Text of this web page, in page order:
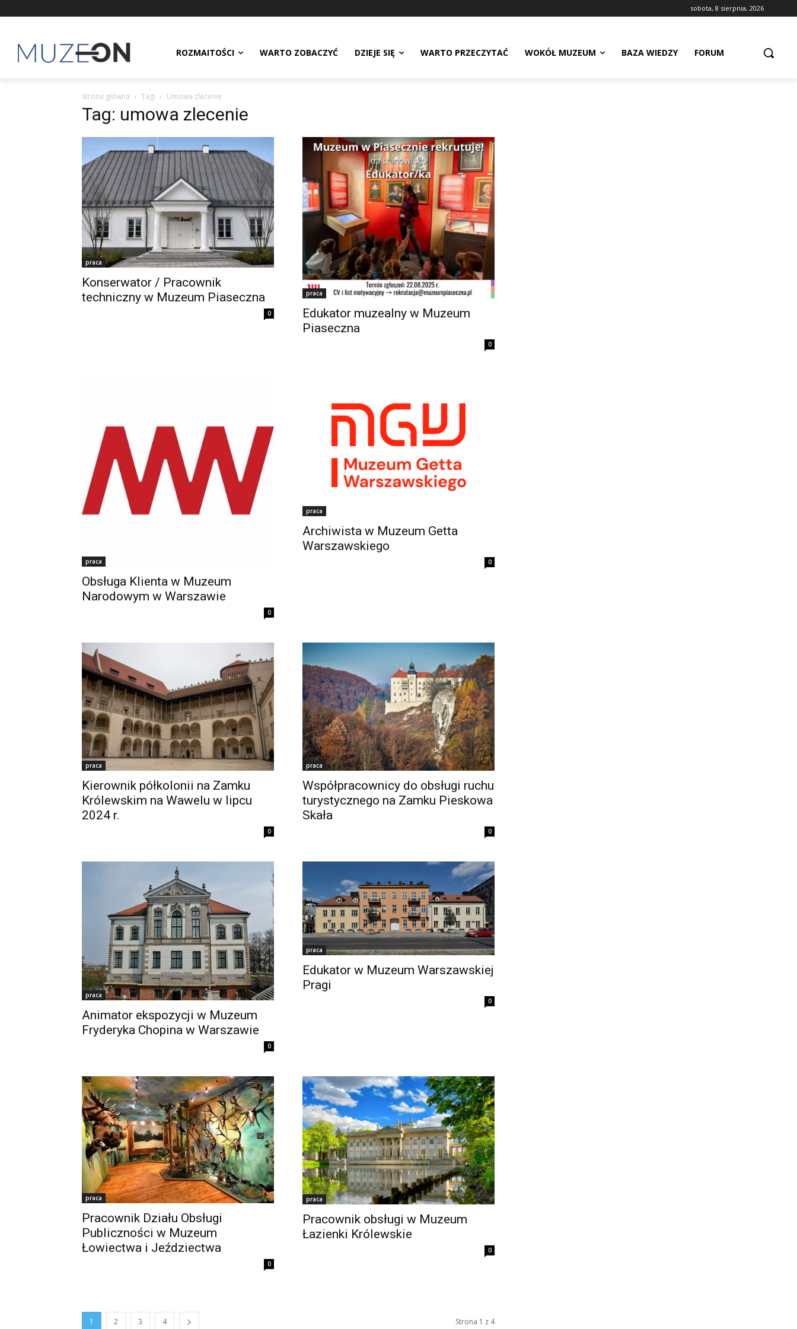
sobota, 8 sierpnia, 2026
ROZMAITOŚCI WARTO ZOBACZYĆ DZIEJE SIĘ WARTO PRZECZYTAĆ WOKÓŁ MUZEUM BAZA WIEDZY FORUM
Strona główna Tagi Umowa zlecenie
Tag: umowa zlecenie
praca
Konserwator / Pracownik
techniczny w Muzeum Piaseczna
0
praca
Edukator muzealny w Muzeum
Piaseczna
0
praca
Obsługa Klienta w Muzeum
Narodowym w Warszawie
0
praca
Archiwista w Muzeum Getta
Warszawskiego
0
praca
Kierownik półkolonii na Zamku
Królewskim na Wawelu w lipcu
2024 r.
0
praca
Współpracownicy do obsługi ruchu
turystycznego na Zamku Pieskowa
Skała
0
praca
Animator ekspozycji w Muzeum
Fryderyka Chopina w Warszawie
0
praca
Edukator w Muzeum Warszawskiej
Pragi
0
praca
Pracownik Działu Obsługi
Publiczności w Muzeum
Łowiectwa i Jeździectwa
0
praca
Pracownik obsługi w Muzeum
Łazienki Królewskie
0
1 2 3 4 Strona 1 z 4